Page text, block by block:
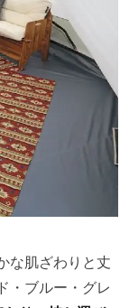
な肌ざわりと丈
・ブルー・グレ